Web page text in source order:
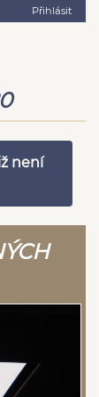
Přihlásit
není